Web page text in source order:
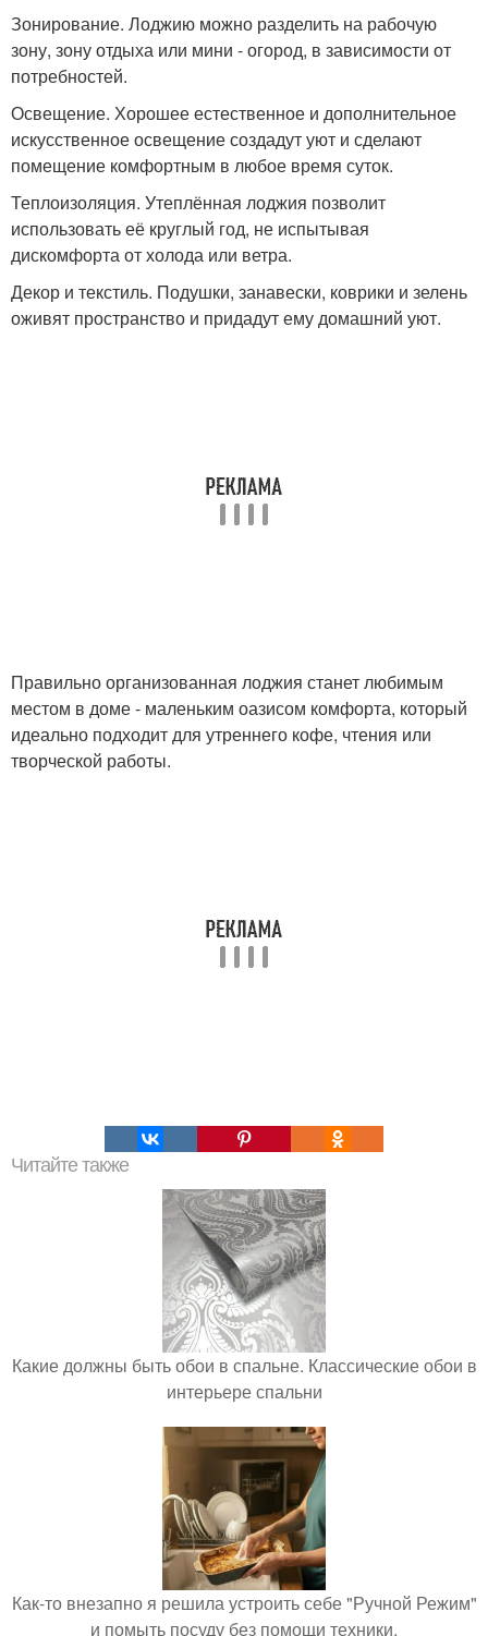
Зонирование. Лоджию можно разделить на рабочую
зону, зону отдыха или мини - огород, в зависимости от
потребностей.
Освещение. Хорошее естественное и дополнительное
искусственное освещение создадут уют и сделают
помещение комфортным в любое время суток.
Теплоизоляция. Утеплённая лоджия позволит
использовать её круглый год, не испытывая
дискомфорта от холода или ветра.
Декор и текстиль. Подушки, занавески, коврики и зелень
оживят пространство и придадут ему домашний уют.
Правильно организованная лоджия станет любимым
местом в доме - маленьким оазисом комфорта, который
идеально подходит для утреннего кофе, чтения или
творческой работы.
Читайте также
Какие должны быть обои в спальне. Классические обои в
интерьере спальни
Как-то внезапно я решила устроить себе "Ручной Режим"
и помыть посуду без помощи техники.